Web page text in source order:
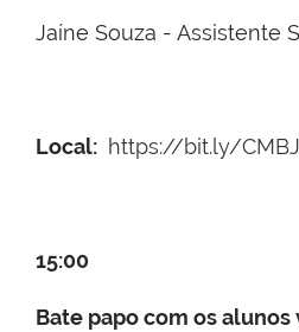
Jaíne Souza - Assistente
Local: https://bit.ly/
15:00
Bate papo com os